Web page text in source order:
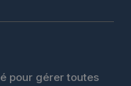
pour gérer toutes